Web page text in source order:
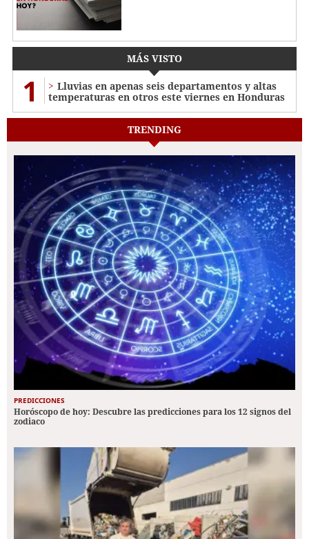
MÁS VISTO
1
Lluvias en apenas seis departamentos y altas
temperaturas en otros este viernes en Honduras
TRENDING
PREDICCIONES
Horóscopo de hoy: Descubre las predicciones para los 12 signos del
zodiaco